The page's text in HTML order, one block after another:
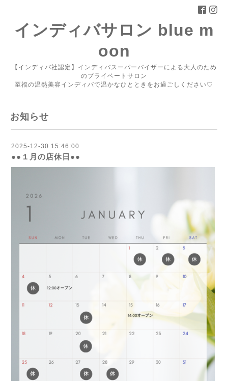
インディバサロン blue m
oon
【インディバ社認定】インディバスーパーバイザーによる大人のため
のプライベートサロン
至福の温熱美容インディバで温かなひとときをお過ごしください♡
お知らせ
2025-12-30 15:46:00
●●１月の店休日●●